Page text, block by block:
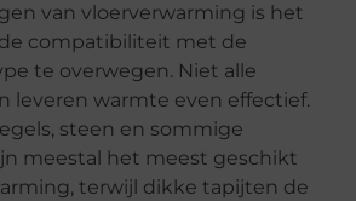
van vloerverwarming is het
compatibiliteit met de
te overwegen. Niet alle
leveren warmte even effectief.
steen en sommige
meestal het meest geschikt
terwijl dikke tapijten de